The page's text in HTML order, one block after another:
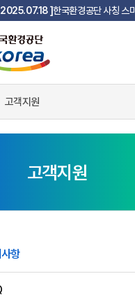
2025.07.18 ]한국환경공단 사칭 스
고객지원
고객지원
항